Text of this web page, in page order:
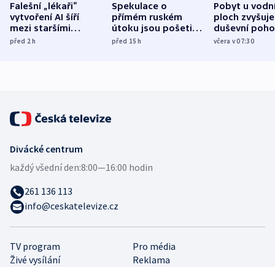
Falešní „lékaři“
vytvoření AI šíří
mezi staršími
Poláky nebezpečné
před 2h
Spekulace o
přímém ruském
útoku jsou pošetilé,
míní estonský
před 15h
Pobyt u
ploch zvyšuje
duševní
ukázala
včera v 07:30
TV program
Pro média
Živé vysílání
Reklama
Divácké centrum
každý všední den:8:00—16:00 hodin
261 136 113
info@ceskatelevize.cz